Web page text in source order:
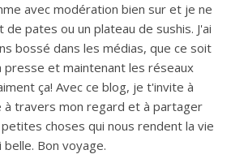
avec modération bien sur et je ne
pates ou un plateau de sushis. J'ai
bossé dans les médias, que ce soit
presse et maintenant les réseaux
ça! Avec ce blog, je t'invite à
à travers mon regard et à partager
choses qui nous rendent la vie
belle. Bon voyage.